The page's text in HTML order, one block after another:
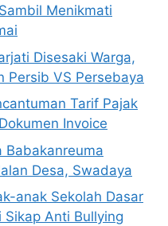
Menikmati
Disesaki Warga,
Persib VS Persebaya
Tarif Pajak
Invoice
Babakanreuma
Desa, Swadaya
anak Sekolah Dasar
Anti Bullying